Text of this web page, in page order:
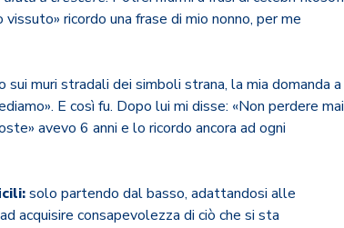
ricordo una frase di mio nonno, per me
sui muri stradali dei simboli strana, la mia domanda a
E così fu. Dopo lui mi disse: «Non perdere mai
avevo 6 anni e lo ricordo ancora ad ogni
solo partendo dal basso, adattandosi alle
acquisire consapevolezza di ciò che si sta